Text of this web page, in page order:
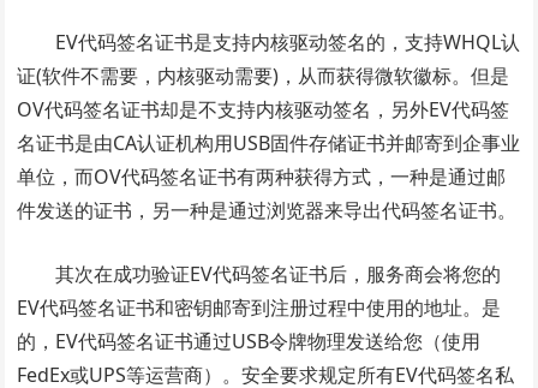
EV代码签名证书是支持内核驱动签名的，支持WHQL认
证(软件不需要，内核驱动需要)，从而获得微软徽标。但是
OV代码签名证书却是不支持内核驱动签名，另外EV代码签
名证书是由CA认证机构用USB固件存储证书并邮寄到企事业
单位，而OV代码签名证书有两种获得方式，一种是通过邮
件发送的证书，另一种是通过浏览器来导出代码签名证书。
其次在成功验证EV代码签名证书后，服务商会将您的
EV代码签名证书和密钥邮寄到注册过程中使用的地址。是
的，EV代码签名证书通过USB令牌物理发送给您（使用
FedEx或UPS等运营商）。安全要求规定所有EV代码签名私